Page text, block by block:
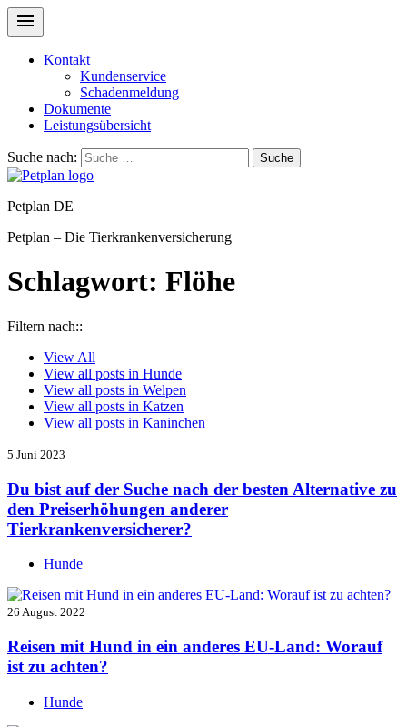
Kontakt
Kundenservice
Schadenmeldung
Dokumente
Leistungsübersicht
Suche nach: Suche
Petplan DE
Petplan – Die Tierkrankenversicherung
Schlagwort: Flöhe
Filtern nach::
View All
View all posts in Hunde
View all posts in Welpen
View all posts in Katzen
View all posts in Kaninchen
5 Juni 2023
Du bist auf der Suche nach der besten Alternative zu
den Preiserhöhungen anderer
Tierkrankenversicherer?
Hunde
26 August 2022
Reisen mit Hund in ein anderes EU-Land: Worauf
ist zu achten?
Hunde